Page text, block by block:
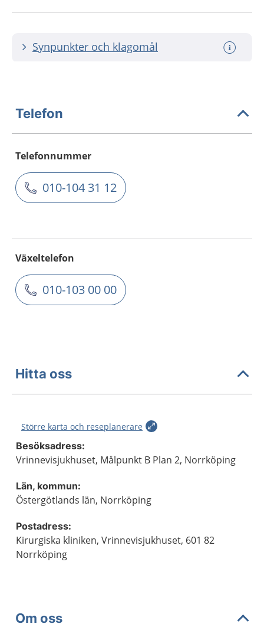
Synpunkter och klagomål
Telefon
Telefonnummer
010-104 31 12
Växeltelefon
010-103 00 00
Hitta oss
Större karta och reseplanerare
Besöksadress:
Vrinnevisjukhuset, Målpunkt B Plan 2, Norrköping
Län, kommun:
Östergötlands län, Norrköping
Postadress:
Kirurgiska kliniken, Vrinnevisjukhuset, 601 82
Norrköping
Om oss